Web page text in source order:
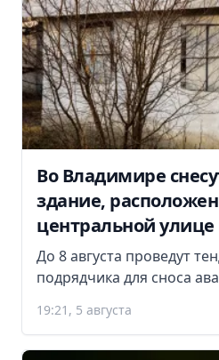
Во Владимире
здание,
центральной улице
До 8 августа проведут
подрядчика для сноса
19:21, 5 августа